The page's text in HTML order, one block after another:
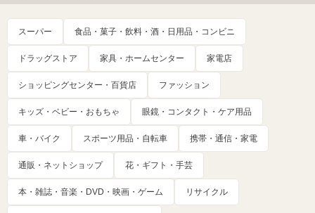
スーパー 食品・菓子・飲料・酒・日用品・コンビニ
ドラッグストア 家具・ホームセンター 家電店
ショッピングセンター・百貨店 ファッション
キッズ・ベビー・おもちゃ 眼鏡・コンタクト・ケア用品
車・バイク スポーツ用品・自転車 携帯・通信・家電
通販・ネットショップ 花・ギフト・手芸
本・雑誌・音楽・DVD・映画・ゲーム リサイクル